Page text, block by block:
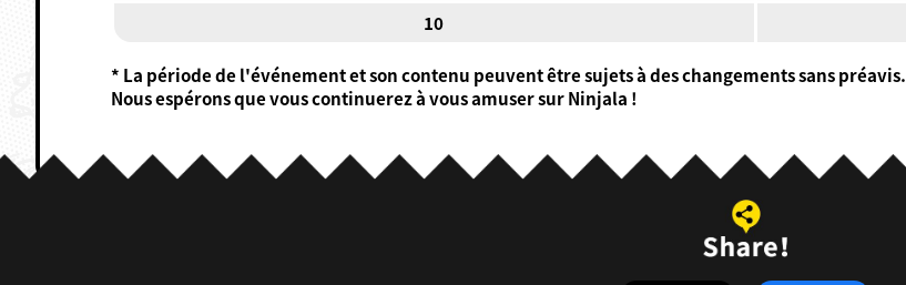
10
* La période de l'événement et son contenu peuvent être sujets à des changements sans préavis.
Nous espérons que vous continuerez à vous amuser sur Ninjala !